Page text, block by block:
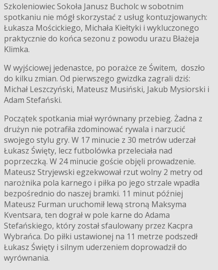
Szkoleniowiec Sokoła Janusz Bucholc w sobotnim
spotkaniu nie mógł skorzystać z usług kontuzjowanych:
Łukasza Mościckiego, Michała Kiełtyki i wykluczonego
praktycznie do końca sezonu z powodu urazu Błażeja
Klimka.
W wyjściowej jedenastce, po porażce ze Świtem, doszło
do kilku zmian. Od pierwszego gwizdka zagrali dziś:
Michał Leszczyński, Mateusz Musiński, Jakub Mysiorski i
Adam Stefański.
Początek spotkania miał wyrównany przebieg. Żadna z
drużyn nie potrafiła zdominować rywala i narzucić
swojego stylu gry. W 17 minucie z 30 metrów uderzał
Łukasz Święty, lecz futbolówka przeleciała nad
poprzeczką. W 24 minucie goście objęli prowadzenie.
Mateusz Stryjewski egzekwował rzut wolny 2 metry od
narożnika pola karnego i piłka po jego strzale wpadła
bezpośrednio do naszej bramki. 11 minut później
Mateusz Furman uruchomił lewą stroną Maksyma
Kventsara, ten dograł w pole karne do Adama
Stefańskiego, który został sfaulowany przez Kacpra
Wybrańca. Do piłki ustawionej na 11 metrze podszedł
Łukasz Święty i silnym uderzeniem doprowadził do
wyrównania.